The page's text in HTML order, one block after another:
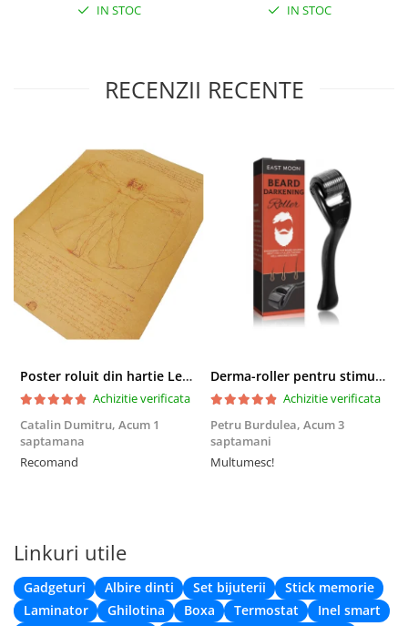
IN STOC IN STOC
RECENZII RECENTE
Poster roluit din hartie Leonardo Da Vinci, Vitruvian Man, vintage, 51x35 cm
Achizitie verificata
Catalin Dumitru, Acum 1
saptamana
Recomand
Derma-roller pentru stimularea cresterii parului, scalp si barba, Beard Roller
Achizitie verificata
Petru Burdulea, Acum 3
saptamani
Multumesc!
Linkuri utile
Gadgeturi Albire dinti Set bijuterii
Stick memorie
Laminator
Ghilotina Boxa Termostat
Inel smart